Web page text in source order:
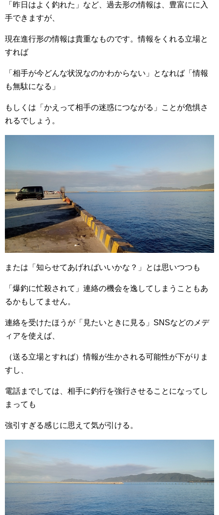
「昨日はよく釣れた」など、過去形の情報は、豊富にに入
手できますが、
現在進行形の情報は貴重なものです。情報をくれる立場と
すれば
「相手が今どんな状況なのかわからない」となれば「情報
も無駄になる」
もしくは「かえって相手の迷惑につながる」ことが危惧さ
れるでしょう。
または「知らせてあげればいいかな？」とは思いつつも
「爆釣に忙殺されて」連絡の機会を逸してしまうこともあ
るかもしてません。
連絡を受けたほうが「見たいときに見る」SNSなどのメデ
ィアを使えば、
（送る立場とすれば）情報が生かされる可能性が下がりま
すし、
電話までしては、相手に釣行を強行させることになってし
まっても
強引すぎる感じに思えて気が引ける。